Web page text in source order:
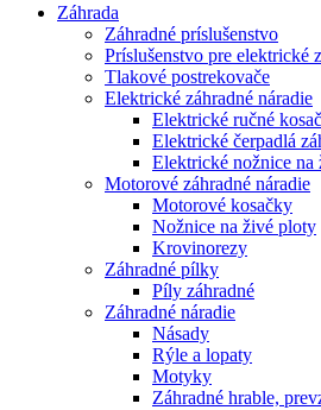
Záhrada
Záhradné príslušenstvo
Príslušenstvo pre elektrické
Tlakové postrekovače
Elektrické záhradné náradie
Elektrické ručné
Elektrické čerpadlá
Elektrické nožnice na
Motorové záhradné náradie
Motorové kosačky
Nožnice na živé ploty
Krovinorezy
Záhradné pílky
Píly záhradné
Záhradné náradie
Násady
Rýle a lopaty
Motyky
Záhradné hrable,